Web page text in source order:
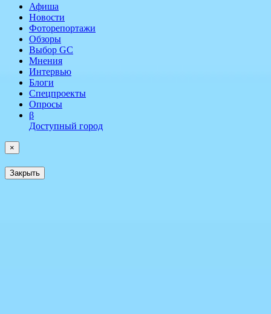
Афиша
Новости
Фоторепортажи
Обзоры
Выбор GC
Мнения
Интервью
Блоги
Спецпроекты
Опросы
β
Доступный город
×
Закрыть